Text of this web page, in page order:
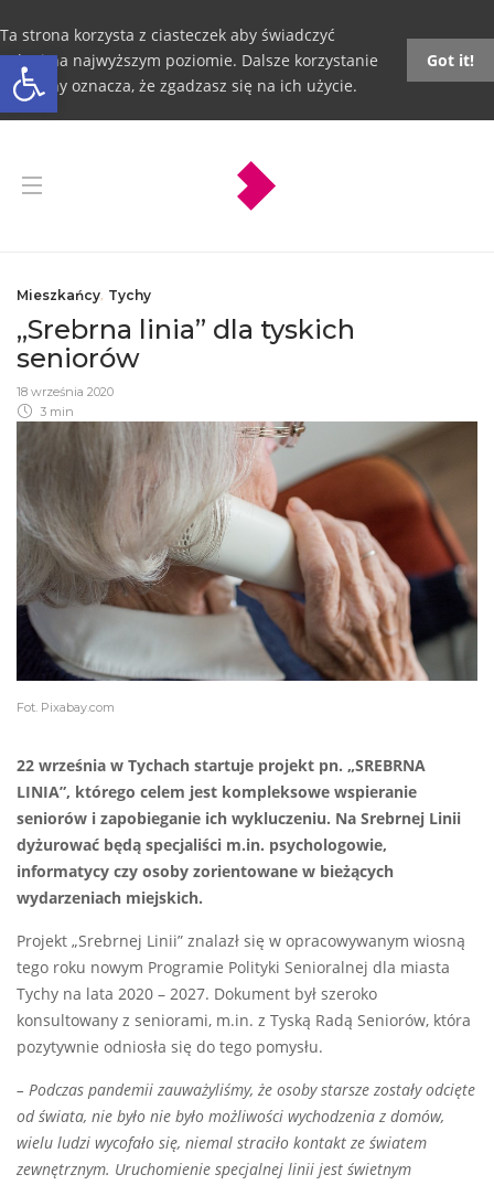
Otwórz pasek narzędzi
Ta strona korzysta z ciasteczek aby świadczyć
usługi na najwyższym poziomie. Dalsze korzystanie
ze strony oznacza, że zgadzasz się na ich użycie.
Got it!
Mieszkańcy, Tychy
„Srebrna linia” dla tyskich
seniorów
18 września 2020
3 min
Fot. Pixabay.com
22 września w Tychach startuje projekt pn. „SREBRNA
LINIA”, którego celem jest kompleksowe wspieranie
seniorów i zapobieganie ich wykluczeniu. Na Srebrnej Linii
dyżurować będą specjaliści m.in. psychologowie,
informatycy czy osoby zorientowane w bieżących
wydarzeniach miejskich.
Projekt „Srebrnej Linii” znalazł się w opracowywanym wiosną
tego roku nowym Programie Polityki Senioralnej dla miasta
Tychy na lata 2020 – 2027. Dokument był szeroko
konsultowany z seniorami, m.in. z Tyską Radą Seniorów, która
pozytywnie odniosła się do tego pomysłu.
– Podczas pandemii zauważyliśmy, że osoby starsze zostały odcięte
od świata, nie było nie było możliwości wychodzenia z domów,
wielu ludzi wycofało się, niemal straciło kontakt ze światem
zewnętrznym. Uruchomienie specjalnej linii jest świetnym